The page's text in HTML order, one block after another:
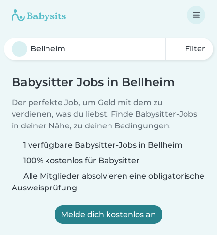
Filter
Babysitter Jobs in Bellheim
Der perfekte Job, um Geld mit dem zu
verdienen, was du liebst. Finde Babysitter-Jobs
in deiner Nähe, zu deinen Bedingungen.
1 verfügbare Babysitter-Jobs in Bellheim
100% kostenlos für Babysitter
Alle Mitglieder absolvieren eine obligatorische
Ausweisprüfung
Melde dich kostenlos an